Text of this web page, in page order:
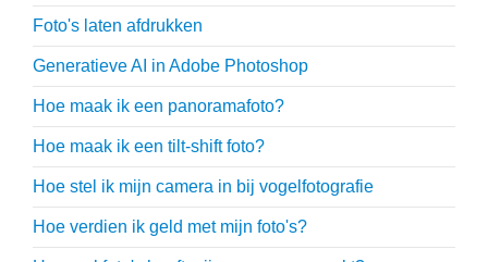
Foto's laten afdrukken
Generatieve AI in Adobe Photoshop
Hoe maak ik een panoramafoto?
Hoe maak ik een tilt-shift foto?
Hoe stel ik mijn camera in bij vogelfotografie
Hoe verdien ik geld met mijn foto's?